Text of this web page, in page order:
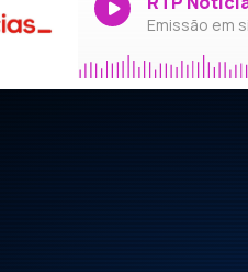
Emissão em